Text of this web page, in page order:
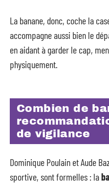
La banane, donc, coche la
accompagne aussi bien le
en aidant à garder le cap,
physiquement.
Combien de
de vigilance
Dominique Poulain et Aude
sportive, sont formelles : la